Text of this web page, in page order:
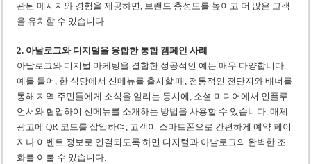
관된 메시지와 경험을 제공하면, 브랜드 충성도를 높이고 더 많은 고객
을 유치할 수 있습니다.
2. 아날로그와 디지털을 융합한 통합 캠페인 사례
아날로그와 디지털 마케팅을 결합한 성공적인 예는 매우 다양합니다.
예를 들어, 한 식당에서 신메뉴를 출시할 때, 전통적인 전단지와 배너를
통해 지역 주민들에게 소식을 알리는 동시에, 소셜 미디어에서 인플루
언서와 협업하여 신메뉴를 소개하는 방법을 사용할 수 있습니다. 매체
광고에 QR 코드를 삽입하여, 고객이 스마트폰으로 간편하게 예약 페이
지나 이벤트 정보로 연결되도록 하면 디지털과 아날로그의 완벽한 조
화를 이룰 수 있습니다.